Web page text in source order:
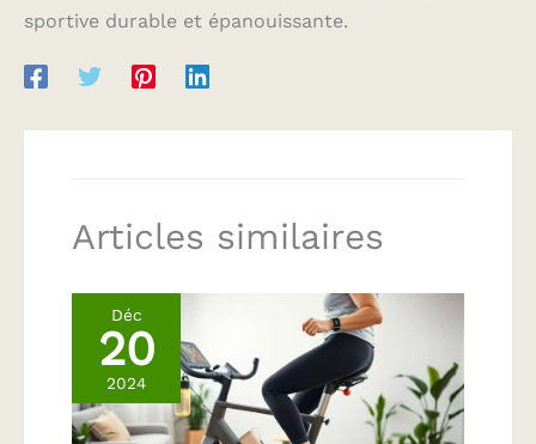
sportive durable et épanouissante.
Articles similaires
Déc
20
2024